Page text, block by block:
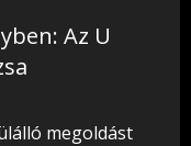
Az U
megoldást